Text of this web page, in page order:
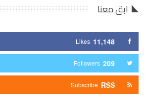
ابق معنا
11,148
Likes
209
Followers
RSS
Subscribe